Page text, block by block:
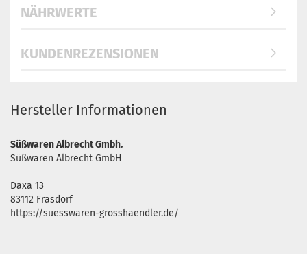
NÄHRWERTE
KUNDENREZENSIONEN
Hersteller Informationen
Süßwaren Albrecht Gmbh.
Süßwaren Albrecht GmbH
Daxa 13
83112 Frasdorf
https://suesswaren-grosshaendler.de/